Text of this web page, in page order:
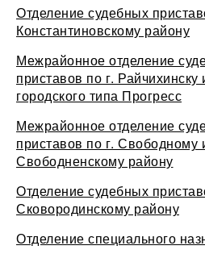
Отделение судебных
Константиновскому району
Межрайонное отделение
приставов по г. Райчихинску
городского типа Прогресс
Межрайонное отделение
приставов по г. Свободному
Свободненскому району
Отделение судебных
Сковородинскому району
Отделение специального